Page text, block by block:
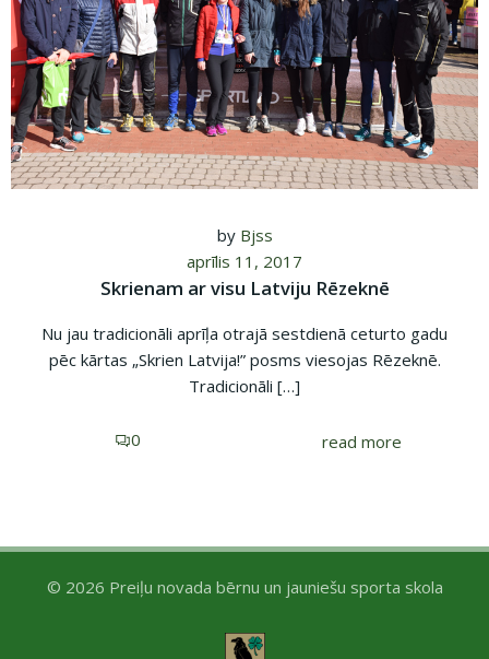
by Bjss
aprīlis 11, 2017
Skrienam ar visu Latviju Rēzeknē
Nu jau tradicionāli aprīļa otrajā sestdienā ceturto gadu
pēc kārtas „Skrien Latvija!” posms viesojas Rēzeknē.
Tradicionāli […]
0 read more
© 2026 Preiļu novada bērnu un jauniešu sporta skola